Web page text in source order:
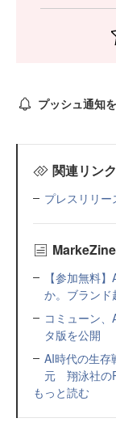
プッシュ通知
関連リンク
プレスリリー
【参加無料
か。ブラン
コミューン
タ版を公開
AI時代の生存
元 翔泳社の
もっと読む